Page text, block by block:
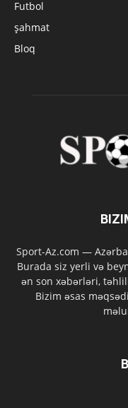
Futbol
şahmat
Bloq
Sport-Az.com —
Burada siz yerli və
ən son xəbərləri,
Bizim əsas